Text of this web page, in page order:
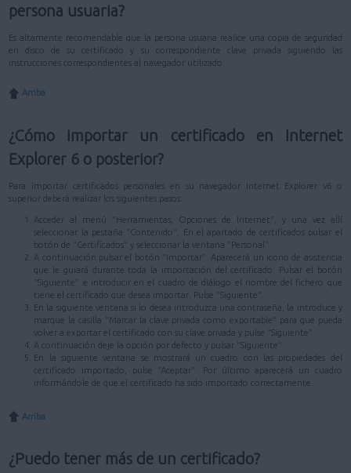
persona usuaria?
Es altamente recomendable que la persona usuaria realice una copia de seguridad
en disco de su certificado y su correspondiente clave privada siguiendo las
instrucciones correspondientes al navegador utilizado.
Arriba
¿Cómo importar un certificado en Internet
Explorer 6 o posterior?
Para importar certificados personales en su navegador Internet Explorer v6 o
superior deberá realizar los siguientes pasos:
Acceder al menú "Herramientas, Opciones de Internet", y una vez allí
seleccionar la pestaña "Contenido". En el apartado de certificados pulsar el
botón de "Certificados" y seleccionar la ventana "Personal".
A continuación pulsar el botón "Importar". Aparecerá un icono de asistencia
que le guiará durante toda la importación del certificado. Pulsar el botón
"Siguiente" e introducir en el cuadro de diálogo el nombre del fichero que
tiene el certificado que desea importar. Pulse "Siguiente".
En la siguiente ventana si lo desea introduzca una contraseña, la introduce y
marque la casilla "Marcar la clave privada como exportable" para que pueda
volver a exportar el certificado con su clave privada y pulse "Siguiente".
A continuación deje la opción por defecto y pulsar "Siguiente".
En la siguiente ventana se mostrará un cuadro con las propiedades del
certificado importado, pulse "Aceptar". Por último aparecerá un cuadro
informándole de que el certificado ha sido importado correctamente.
Arriba
¿Puedo tener más de un certificado?